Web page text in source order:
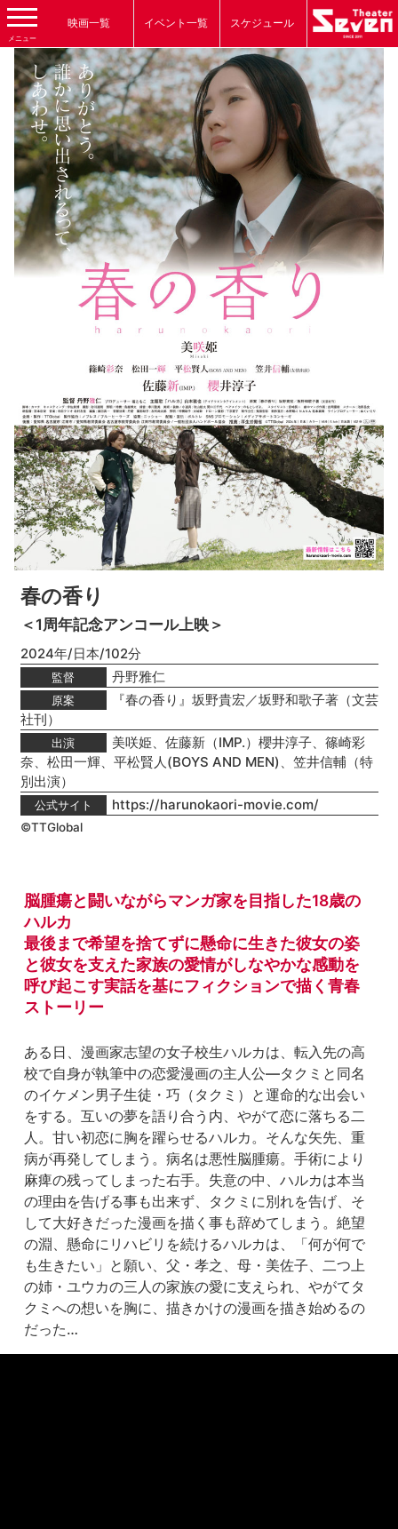
メニュー
映画一覧 イベント一覧 スケジュール
春の香り
＜1周年記念アンコール上映＞
2024年/日本/102分
監督 丹野雅仁
原案
『春の香り』坂野貴宏／坂野和歌子著（文芸
社刊）
出演
美咲姫、佐藤新（IMP.）櫻井淳子、篠崎彩
奈、松田一輝、平松賢人(BOYS AND MEN)、笠井信輔（特
別出演）
公式サイト https://harunokaori-movie.com/
©TTGlobal
脳腫瘍と闘いながらマンガ家を目指した18歳の
ハルカ
最後まで希望を捨てずに懸命に生きた彼女の姿
と彼女を支えた家族の愛情がしなやかな感動を
呼び起こす実話を基にフィクションで描く青春
ストーリー
ある日、漫画家志望の女子校生ハルカは、転入先の高
校で自身が執筆中の恋愛漫画の主人公―タクミと同名
のイケメン男子生徒・巧（タクミ）と運命的な出会い
をする。互いの夢を語り合う内、やがて恋に落ちる二
人。甘い初恋に胸を躍らせるハルカ。そんな矢先、重
病が再発してしまう。病名は悪性脳腫瘍。手術により
麻痺の残ってしまった右手。失意の中、ハルカは本当
の理由を告げる事も出来ず、タクミに別れを告げ、そ
して大好きだった漫画を描く事も辞めてしまう。絶望
の淵、懸命にリハビリを続けるハルカは、「何が何で
も生きたい」と願い、父・孝之、母・美佐子、二つ上
の姉・ユウカの三人の家族の愛に支えられ、やがてタ
クミへの想いを胸に、描きかけの漫画を描き始めるの
だった…